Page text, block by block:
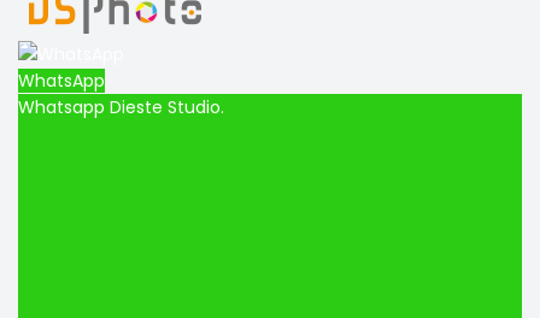
WhatsApp
Whatsapp Dieste Studio.